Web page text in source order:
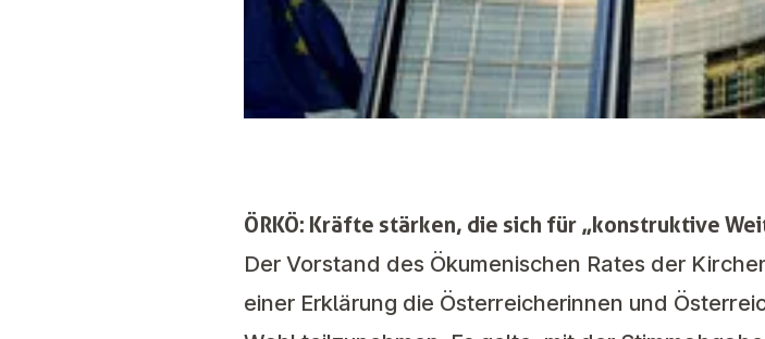
ÖRKÖ: Kräfte stärken, die sich für „konstruktive
Der Vorstand des Ökumenischen Rates der
einer Erklärung die Österreicherinnen und